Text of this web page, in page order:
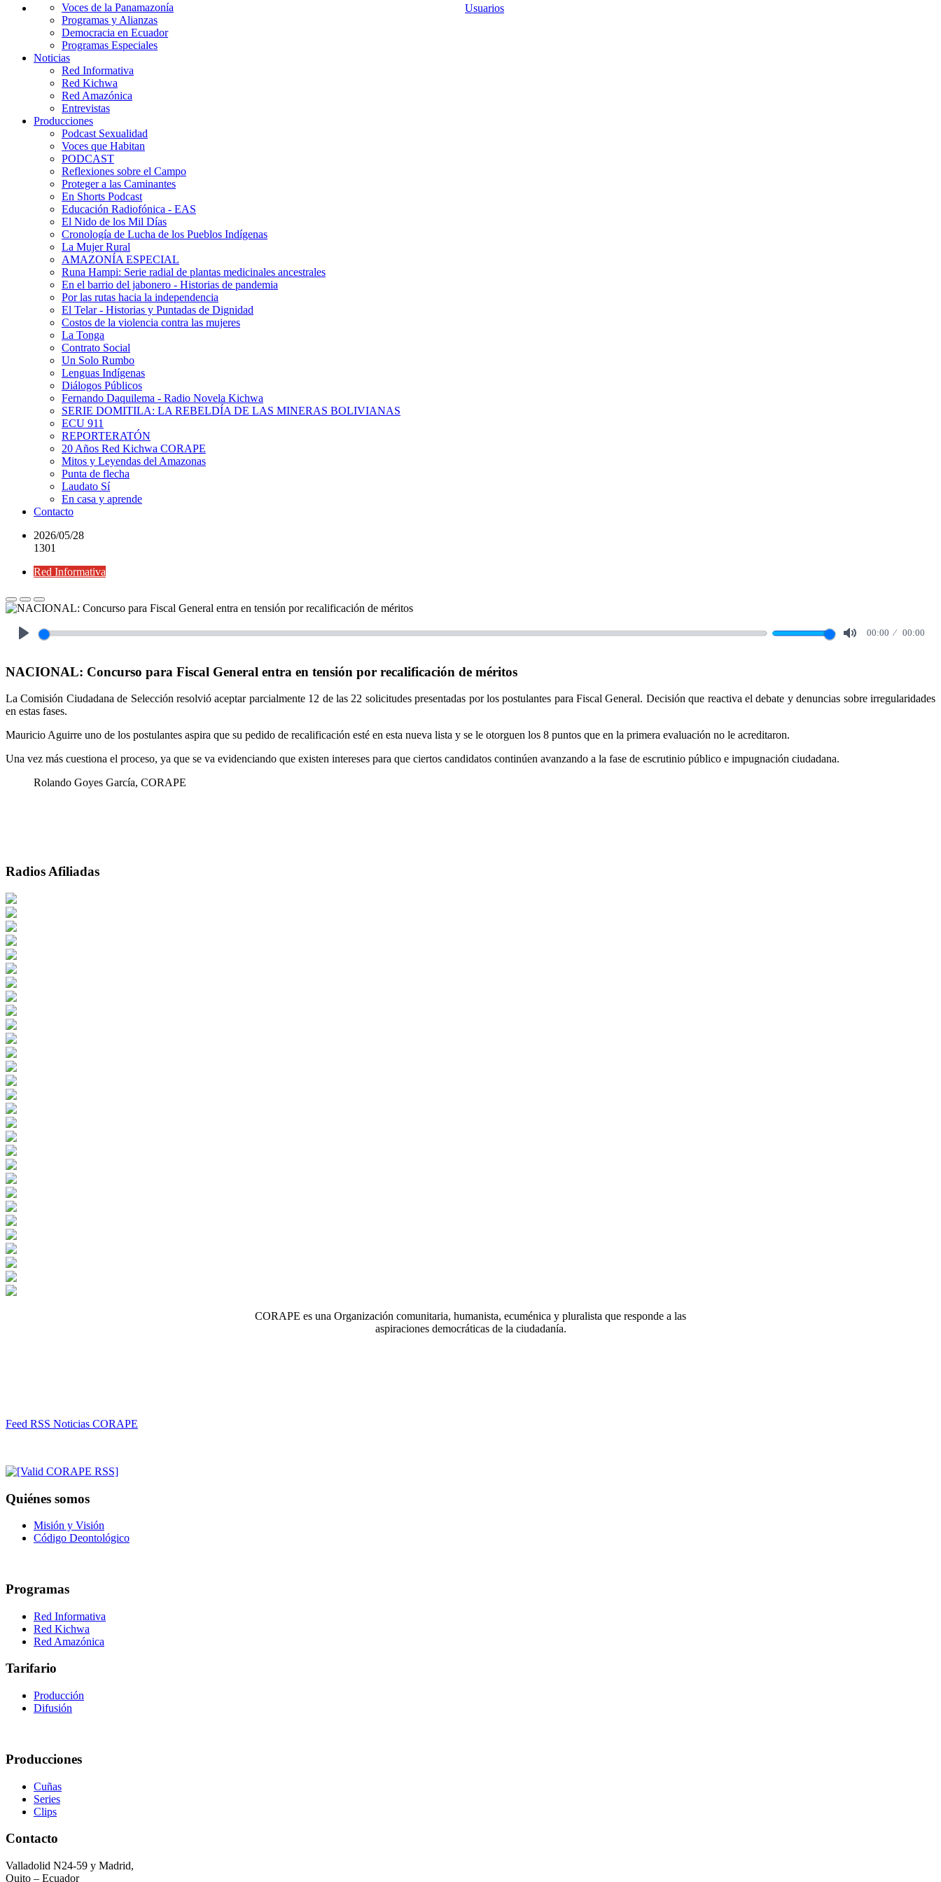
Usuarios
Voces de la Panamazonía
Programas y Alianzas
Democracia en Ecuador
Programas Especiales
Noticias
Red Informativa
Red Kichwa
Red Amazónica
Entrevistas
Producciones
Podcast Sexualidad
Voces que Habitan
PODCAST
Reflexiones sobre el Campo
Proteger a las Caminantes
En Shorts Podcast
Educación Radiofónica - EAS
El Nido de los Mil Días
Cronología de Lucha de los Pueblos Indígenas
La Mujer Rural
AMAZONÍA ESPECIAL
Runa Hampi: Serie radial de plantas medicinales ancestrales
En el barrio del jabonero - Historias de pandemia
Por las rutas hacia la independencia
El Telar - Historias y Puntadas de Dignidad
Costos de la violencia contra las mujeres
La Tonga
Contrato Social
Un Solo Rumbo
Lenguas Indígenas
Diálogos Públicos
Fernando Daquilema - Radio Novela Kichwa
SERIE DOMITILA: LA REBELDÍA DE LAS MINERAS BOLIVIANAS
ECU 911
REPORTERATÓN
20 Años Red Kichwa CORAPE
Mitos y Leyendas del Amazonas
Punta de flecha
Laudato Sí
En casa y aprende
Contacto
2026/05/28
1301
Red Informativa
00:00 00:00
NACIONAL: Concurso para Fiscal General entra en tensión por recalificación de méritos
La Comisión Ciudadana de Selección resolvió aceptar parcialmente 12 de las 22 solicitudes presentadas por los postulantes para Fiscal General. Decisión que reactiva el debate y denuncias sobre irregularidades
en estas fases.
Mauricio Aguirre uno de los postulantes aspira que su pedido de recalificación esté en esta nueva lista y se le otorguen los 8 puntos que en la primera evaluación no le acreditaron.
Una vez más cuestiona el proceso, ya que se va evidenciando que existen intereses para que ciertos candidatos continúen avanzando a la fase de escrutinio público e impugnación ciudadana.
Rolando Goyes García, CORAPE
Radios Afiliadas
CORAPE es una Organización comunitaria, humanista, ecuménica y pluralista que responde a las
aspiraciones democráticas de la ciudadanía.
Feed RSS Noticias CORAPE
Quiénes somos
Misión y Visión
Código Deontológico
Programas
Red Informativa
Red Kichwa
Red Amazónica
Tarifario
Producción
Difusión
Producciones
Cuñas
Series
Clips
Contacto
Valladolid N24-59 y Madrid,
Quito – Ecuador